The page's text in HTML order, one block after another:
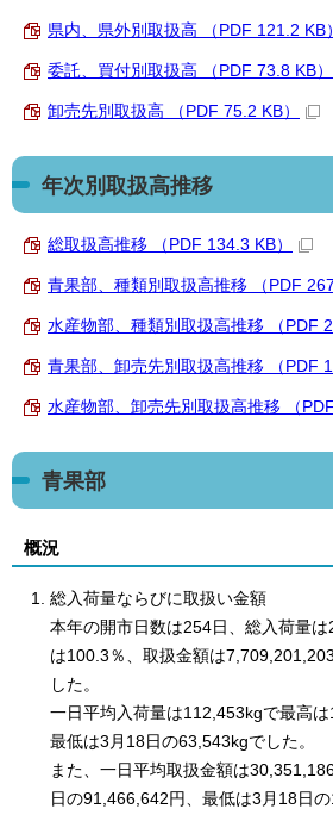
県内、県外別取扱高 （PDF 121.2 KB）
委託、買付別取扱高 （PDF 73.8 KB）
卸売先別取扱高 （PDF 75.2 KB）
年次別取扱高推移
総取扱高推移 （PDF 134.3 KB）
青果部、種類別取扱高推移 （PDF
水産物部、種類別取扱高推移 （PDF
青果部、卸売先別取扱高推移 （PDF
水産物部、卸売先別取扱高推移 （PDF
青果部
概況
総入荷量ならびに取扱い金額
本年の開市日数は254日、総入荷量
は100.3％、取扱金額は
した。
一日平均入荷量は112,453kgで最高は
最低は3月18日の63,543kgでした。
また、一日平均取扱金額は
日の91,466,642円、最低は3月18日